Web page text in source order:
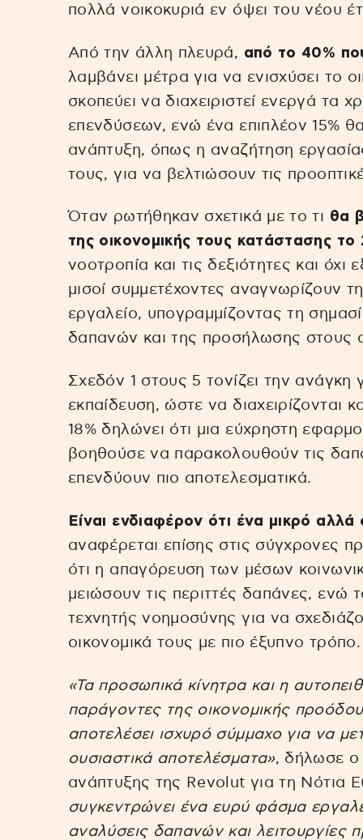
πολλά νοικοκυριά εν όψει του νέου
Από την άλλη πλευρά, από το 40%
λαμβάνει μέτρα για να ενισχύσει το
σκοπεύει να διαχειριστεί ενεργά τα
επενδύσεων, ενώ ένα επιπλέον 15%
ανάπτυξη, όπως η αναζήτηση
τους, για να βελτιώσουν τις
Όταν ρωτήθηκαν σχετικά με το τι θα
της οικονομικής τους κατάστασης το
νοοτροπία και τις δεξιότητες και
μισοί συμμετέχοντες αναγνωρίζουν
εργαλείο, υπογραμμίζοντας τη
δαπανών και της προσήλωσης στους
Σχεδόν 1 στους 5 τονίζει την ανάγκη
εκπαίδευση, ώστε να διαχειρίζονται
18% δηλώνει ότι μια εύχρηστη
βοηθούσε να παρακολουθούν τις
επενδύουν πιο αποτελεσματικά.
Είναι ενδιαφέρον ότι ένα μικρό αλλά
αναφέρεται επίσης στις σύγχρονες
ότι η απαγόρευση των μέσων
μειώσουν τις περιττές δαπάνες, ενώ
τεχνητής νοημοσύνης για να
οικονομικά τους με πιο έξυπνο τρόπο.
«Τα προσωπικά κίνητρα και η
παράγοντες της οικονομικής
αποτελέσει ισχυρό σύμμαχο για να
ουσιαστικά αποτελέσματα», δήλωσε ο
ανάπτυξης της Revolut για τη Νότια
συγκεντρώνει ένα ευρύ φάσμα
αναλύσεις δαπανών και λειτουργίες